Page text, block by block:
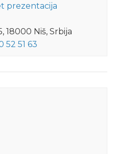
prezentacija
18000 Niš, Srbija
52 51 63